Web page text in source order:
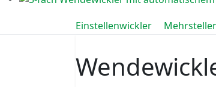
Einstellenwickler